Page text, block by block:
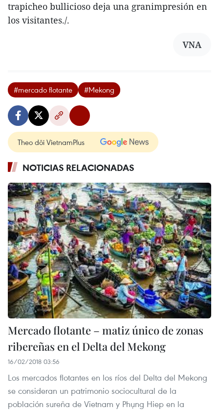
trapicheo bullicioso deja una granimpresión en
los visitantes./.
VNA
#mercado flotante #Mekong
Theo dõi VietnamPlus
NOTICIAS RELACIONADAS
Mercado flotante – matiz único de zonas
ribereñas en el Delta del Mekong
16/02/2018 03:56
Los mercados flotantes en los ríos del Delta del Mekong
se consideran un patrimonio sociocultural de la
población sureña de Vietnam y Phụng Hiep en la